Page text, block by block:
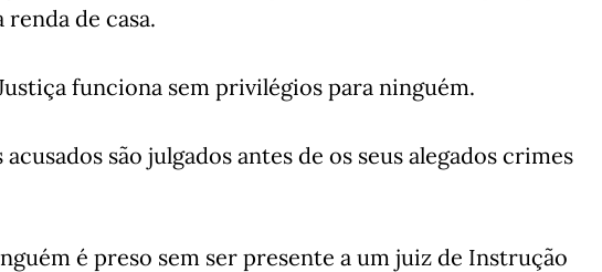
de casa.
funciona sem privilégios para ninguém.
são julgados antes de os seus alegados crimes
é preso sem ser presente a um juiz de Instrução